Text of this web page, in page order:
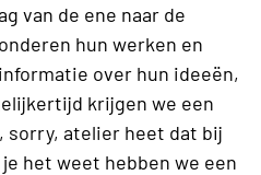
van de ene naar de
hun werken en
over hun ideeën,
krijgen we een
atelier heet dat bij
het weet hebben we een